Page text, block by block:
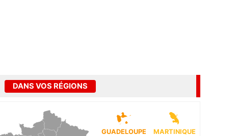
DANS VOS RÉGIONS
GUADELOUPE MARTINIQUE